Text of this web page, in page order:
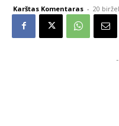
Karštas Komentaras - 20